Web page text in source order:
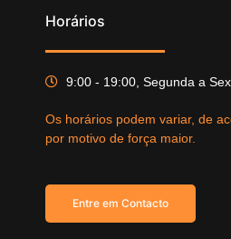
Horários
9:00 - 19:00, Segunda a
Os horários podem variar, de
por motivo de força maior.
Entre em Contacto